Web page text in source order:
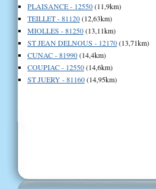
PLAISANCE - 12550(11,9km)
TEILLET - 81120(12,63km)
MIOLLES - 81250(13,11km)
ST JEAN DELNOUS - 12170(13,71km)
CUNAC - 81990(14,4km)
COUPIAC - 12550(14,6km)
ST JUERY - 81160(14,95km)